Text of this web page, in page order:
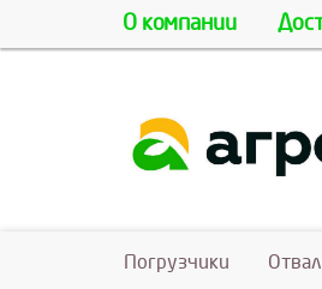
О компании
Погрузчики